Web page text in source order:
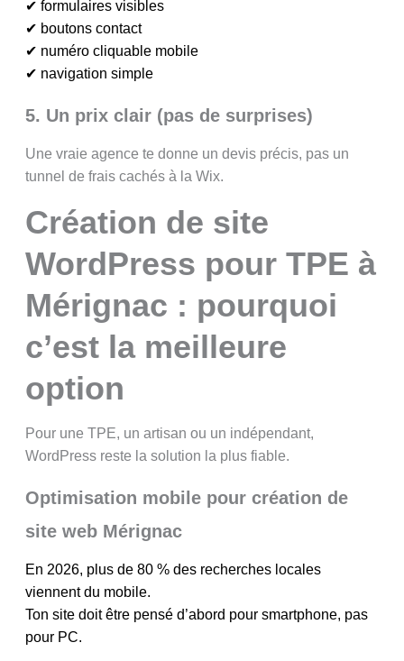
✔ formulaires visibles
✔ boutons contact
✔ numéro cliquable mobile
✔ navigation simple
5. Un prix clair (pas de surprises)
Une vraie agence te donne un devis précis, pas un
tunnel de frais cachés à la Wix.
Création de site
WordPress pour TPE à
Mérignac : pourquoi
c’est la meilleure
option
Pour une TPE, un artisan ou un indépendant,
WordPress reste la solution la plus fiable.
Optimisation mobile pour création de
site web Mérignac
En 2026, plus de 80 % des recherches locales
viennent du mobile.
Ton site doit être pensé d’abord pour smartphone, pas
pour PC.